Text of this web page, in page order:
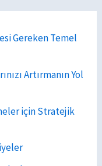
Gereken Temel
Artırmanın Yol
için Stratejik